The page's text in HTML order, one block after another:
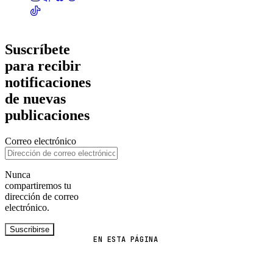
EN ESTA PÁGINA
Suscríbete
para recibir
notificaciones
de nuevas
publicaciones
Correo electrónico
Nunca
compartiremos tu
dirección de correo
electrónico.
Suscribirse